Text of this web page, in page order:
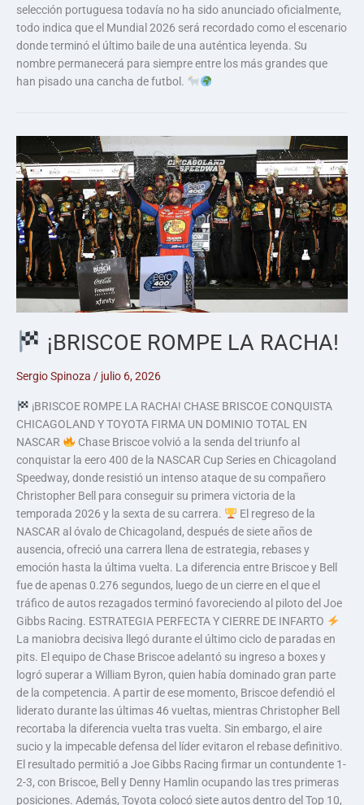
selección portuguesa todavía no ha sido anunciado oficialmente,
todo indica que el Mundial 2026 será recordado como el escenario
donde terminó el último baile de una auténtica leyenda. Su
nombre permanecerá para siempre entre los más grandes que
han pisado una cancha de futbol.
¡BRISCOE ROMPE LA RACHA!
Sergio Spinoza / julio 6, 2026
¡BRISCOE ROMPE LA RACHA! CHASE BRISCOE CONQUISTA
CHICAGOLAND Y TOYOTA FIRMA UN DOMINIO TOTAL EN
NASCAR
Chase Briscoe volvió a la senda del triunfo al
conquistar la eero 400 de la NASCAR Cup Series en Chicagoland
Speedway, donde resistió un intenso ataque de su compañero
Christopher Bell para conseguir su primera victoria de la
temporada 2026 y la sexta de su carrera.
El regreso de la
NASCAR al óvalo de Chicagoland, después de siete años de
ausencia, ofreció una carrera llena de estrategia, rebases y
emoción hasta la última vuelta. La diferencia entre Briscoe y Bell
fue de apenas 0.276 segundos, luego de un cierre en el que el
tráfico de autos rezagados terminó favoreciendo al piloto del Joe
Gibbs Racing. ESTRATEGIA PERFECTA Y CIERRE DE INFARTO
La maniobra decisiva llegó durante el último ciclo de paradas en
pits. El equipo de Chase Briscoe adelantó su ingreso a boxes y
logró superar a William Byron, quien había dominado gran parte
de la competencia. A partir de ese momento, Briscoe defendió el
liderato durante las últimas 46 vueltas, mientras Christopher Bell
recortaba la diferencia vuelta tras vuelta. Sin embargo, el aire
sucio y la impecable defensa del líder evitaron el rebase definitivo.
El resultado permitió a Joe Gibbs Racing firmar un contundente 1-
2-3, con Briscoe, Bell y Denny Hamlin ocupando las tres primeras
posiciones. Además, Toyota colocó siete autos dentro del Top 10,